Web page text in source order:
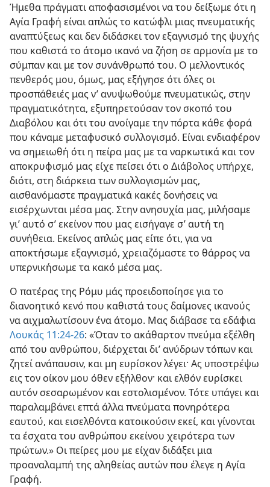
Ήμεθα πράγματι αποφασισμένοι να του δείξωμε ότι η
Αγία Γραφή είναι απλώς το κατώφλι μιας πνευματικής
αναπτύξεως και δεν διδάσκει τον εξαγνισμό της ψυχής
που καθιστά το άτομο ικανό να ζήση σε αρμονία με το
σύμπαν και με τον συνάνθρωπό του. Ο μελλοντικός
πενθερός μου, όμως, μας εξήγησε ότι όλες οι
προσπάθειές μας ν’ ανυψωθούμε πνευματικώς, στην
πραγματικότητα, εξυπηρετούσαν τον σκοπό του
Διαβόλου και ότι του ανοίγαμε την πόρτα κάθε φορά
που κάναμε μεταφυσικό συλλογισμό. Είναι ενδιαφέρον
να σημειωθή ότι η πείρα μας με τα ναρκωτικά και τον
αποκρυφισμό μας είχε πείσει ότι ο Διάβολος υπήρχε,
διότι, στη διάρκεια των συλλογισμών μας,
αισθανόμαστε πραγματικά κακές δονήσεις να
εισέρχωνται μέσα μας. Στην ανησυχία μας, μιλήσαμε
γι’ αυτό σ’ εκείνον που μας εισήγαγε σ’ αυτή τη
συνήθεια. Εκείνος απλώς μας είπε ότι, για να
αποκτήσωμε εξαγνισμό, χρειαζόμαστε το θάρρος να
υπερνικήσωμε τα κακό μέσα μας.
Ο πατέρας της Ρόμυ μάς προειδοποίησε για το
διανοητικό κενό που καθιστά τους δαίμονες ικανούς
να αιχμαλωτίσουν ένα άτομο. Μας διάβασε τα εδάφια
Λουκάς 11:24-26: «Όταν το ακάθαρτον πνεύμα εξέλθη
από του ανθρώπου, διέρχεται δι’ ανύδρων τόπων και
ζητεί ανάπαυσιν, και μη ευρίσκον λέγει· Ας υποστρέψω
εις τον οίκον μου όθεν εξήλθον· και ελθόν ευρίσκει
αυτόν σεσαρωμένον και εστολισμένον. Τότε υπάγει και
παραλαμβάνει επτά άλλα πνεύματα πονηρότερα
εαυτού, και εισελθόντα κατοικούσιν εκεί, και γίνονται
τα έσχατα του ανθρώπου εκείνου χειρότερα των
πρώτων.» Οι πείρες μου με είχαν διδάξει μια
προαναλαμπή της αληθείας αυτών που έλεγε η Αγία
Γραφή.